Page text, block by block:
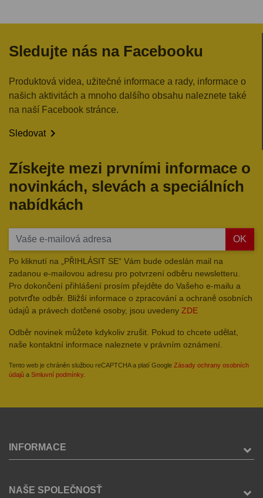
Sledujte nás na Facebooku
Produktová videa, užitečné informace a rady, informace o
našich aktivitách a mnoho dalšího obsahu naleznete také
na naší Facebook stránce.
Sledovat
Získejte mezi prvními informace o
novinkách, slevách a speciálních
nabídkách
OK
Po kliknutí na „PŘIHLÁSIT SE“ Vám bude odeslán mail na
zadanou e-mailovou adresu pro potvrzení odběru newsletteru.
Pro dokončení přihlášení prosím přejděte do Vašeho e-mailu a
potvrďte odběr. Bližší informace o zpracování a ochraně osobních
údajů a právech dotčené osoby, jsou uvedeny ZDE
Odběr novinek můžete kdykoliv zrušit. Pokud to chcete udělat,
naše kontaktní informace naleznete v právním oznámení.
Tento web je chráněn službou reCAPTCHA a platí Google Zásady ochrany osobních
údajů a Smluvní podmínky.
INFORMACE
NAŠE SPOLEČNOSŤ